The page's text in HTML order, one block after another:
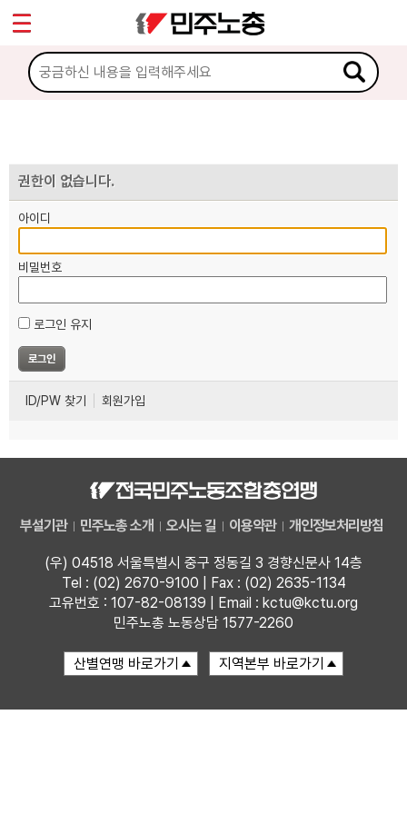
권한이 없습니다.
아이디
비밀번호
로그인 유지
ID/PW 찾기 회원가입
부설기관 민주노총 소개 오시는 길 이용약관 개인정보처리방침
(우) 04518 서울특별시 중구 정동길 3 경향신문사 14층
Tel : (02) 2670-9100 | Fax : (02) 2635-1134
고유번호 : 107-82-08139 | Email : kctu@kctu.org
민주노총 노동상담 1577-2260
마이페이지
소개
노동상담
자료
부설기관
업무